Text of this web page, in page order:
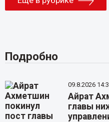
Подробно
09.8.2026
Айрат
главы